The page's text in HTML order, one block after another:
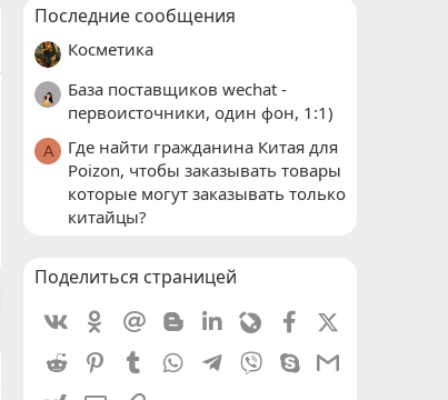
Последние сообщения
Косметика
База поставщиков wechat -
первоисточники, один фон, 1:1)
A
Где найти гражданина Китая для
Poizon, чтобы заказывать товары
которые могут заказывать только
китайцы?
Поделиться страницей
VkontakteOdnoklassniki
Mail.ru BloggerLinkedin
LivejournalFacebook
Reddit PinterestTumblr WhatsAppTelegram
Viber SkypeGmail